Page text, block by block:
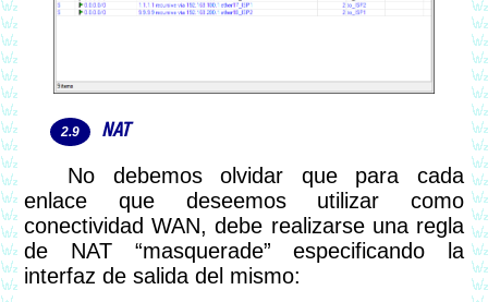
NAT
No debemos olvidar que para cada
enlace que deseemos utilizar como
conectividad WAN, debe realizarse una regla
de NAT “masquerade” especificando la
interfaz de salida del mismo: